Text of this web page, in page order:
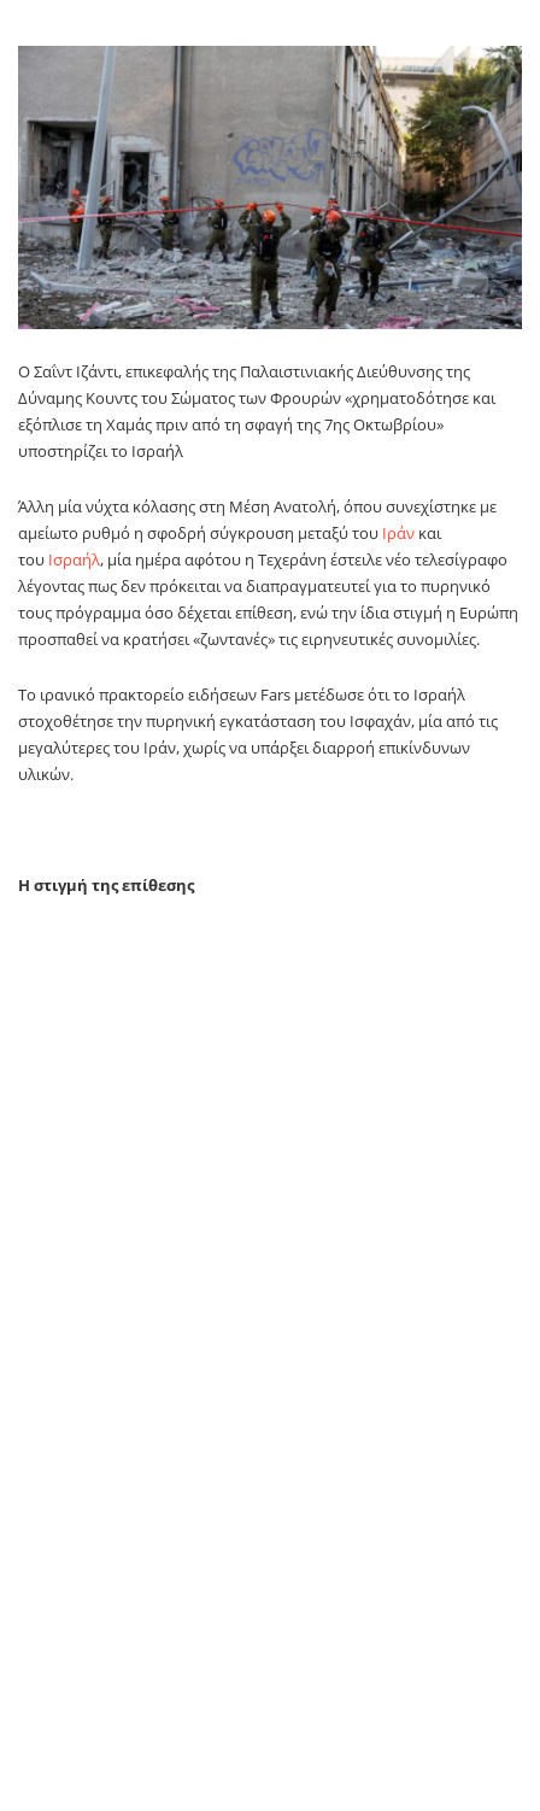
Ο Σαΐντ Ιζάντι, επικεφαλής της Παλαιστινιακής Διεύθυνσης της
Δύναμης Κουντς του Σώματος των Φρουρών «χρηματοδότησε και
εξόπλισε τη Χαμάς πριν από τη σφαγή της 7ης Οκτωβρίου»
υποστηρίζει το Ισραήλ
Άλλη μία νύχτα κόλασης στη Μέση Ανατολή, όπου συνεχίστηκε με
αμείωτο ρυθμό η σφοδρή σύγκρουση μεταξύ του Ιράν και
του Ισραήλ, μία ημέρα αφότου η Τεχεράνη έστειλε νέο τελεσίγραφο
λέγοντας πως δεν πρόκειται να διαπραγματευτεί για το πυρηνικό
τους πρόγραμμα όσο δέχεται επίθεση, ενώ την ίδια στιγμή η Ευρώπη
προσπαθεί να κρατήσει «ζωντανές» τις ειρηνευτικές συνομιλίες.
Το ιρανικό πρακτορείο ειδήσεων Fars μετέδωσε ότι το Ισραήλ
στοχοθέτησε την πυρηνική εγκατάσταση του Ισφαχάν, μία από τις
μεγαλύτερες του Ιράν, χωρίς να υπάρξει διαρροή επικίνδυνων
υλικών.
Η στιγμή της επίθεσης